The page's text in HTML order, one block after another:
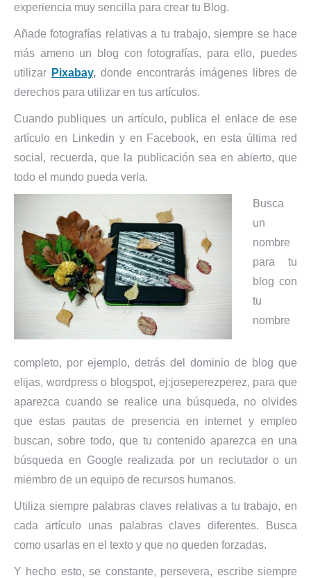
experiencia muy sencilla para crear tu Blog.
Añade fotografías relativas a tu trabajo, siempre se hace
más ameno un blog con fotografías, para ello, puedes
utilizar Pixabay, donde encontrarás imágenes libres de
derechos para utilizar en tus artículos.
Cuando publiques un artículo, publica el enlace de ese
artículo en Linkedin y en Facebook, en esta última red
social, recuerda, que la publicación sea en abierto, que
todo el mundo pueda verla.
Busca
un
nombre
para tu
blog con
tu
nombre
completo, por ejemplo, detrás del dominio de blog que
elijas, wordpress o blogspot, ej:joseperezperez, para que
aparezca cuando se realice una búsqueda, no olvides
que estas pautas de presencia en internet y empleo
buscan, sobre todo, que tu contenido aparezca en una
búsqueda en Google realizada por un reclutador o un
miembro de un equipo de recursos humanos.
Utiliza siempre palabras claves relativas a tu trabajo, en
cada artículo unas palabras claves diferentes. Busca
como usarlas en el texto y que no queden forzadas.
Y hecho esto, se constante, persevera, escribe siempre